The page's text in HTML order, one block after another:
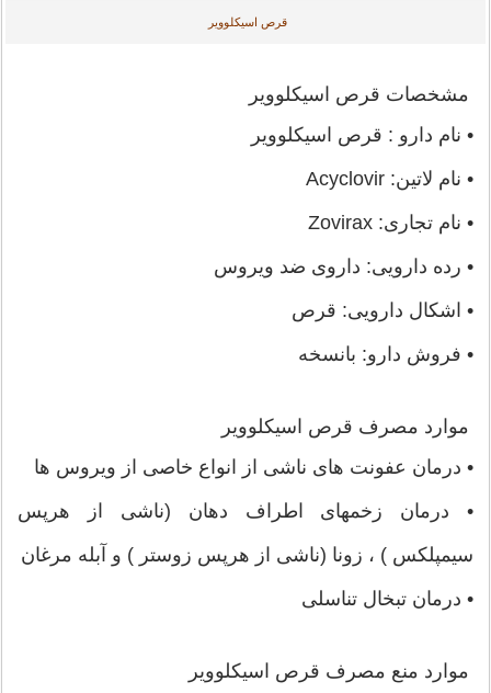
قرص اسیکلوویر
مشخصات قرص اسیکلوویر
• نام دارو : قرص اسیکلوویر
• نام لاتین: Acyclovir
• نام تجاری: Zovirax
• رده دارویی: داروی ضد ویروس
• اشکال دارویی: قرص
• فروش دارو: بانسخه
موارد مصرف قرص اسیکلوویر
• درمان عفونت های ناشی از انواع خاصی از ویروس ها
• درمان زخمهای اطراف دهان (ناشی از هرپس
سیمپلکس ) ، زونا (ناشی از هرپس زوستر ) و آبله مرغان
• درمان تبخال تناسلی
موارد منع مصرف قرص اسیکلوویر